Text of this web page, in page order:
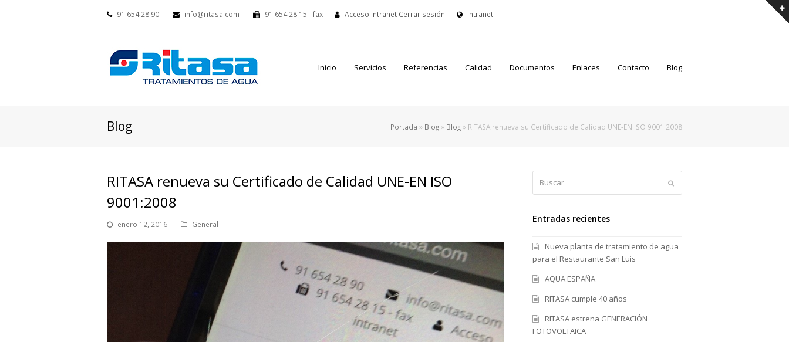
91 654 28 90 info@ritasa.com 91 654 28 15 - fax Acceso intranet Cerrar sesión Intranet
Inicio Servicios Referencias Calidad Documentos Enlaces Contacto Blog
Blog Portada » Blog » Blog » RITASA renueva su Certificado de Calidad UNE-EN ISO 9001:2008
RITASA renueva su Certificado de Calidad UNE-EN ISO
9001:2008
enero 12, 2016 General
Entradas recientes
Nueva planta de tratamiento de agua
para el Restaurante San Luis
AQUA ESPAÑA
RITASA cumple 40 años
RITASA estrena GENERACIÓN
FOTOVOLTAICA